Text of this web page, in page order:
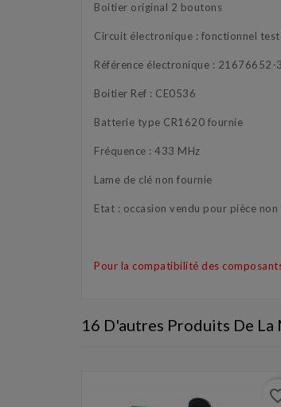
Boitier original 2 boutons
Circuit électronique : fonctionnel
Référence électronique :
Boitier Ref : CE0536
Batterie type CR1620 fournie
Fréquence : 433 MHz
Lame de clé non fournie
Etat : occasion vendu pour pièce
Pour la compatibilité des
16 D'autres Produits De La